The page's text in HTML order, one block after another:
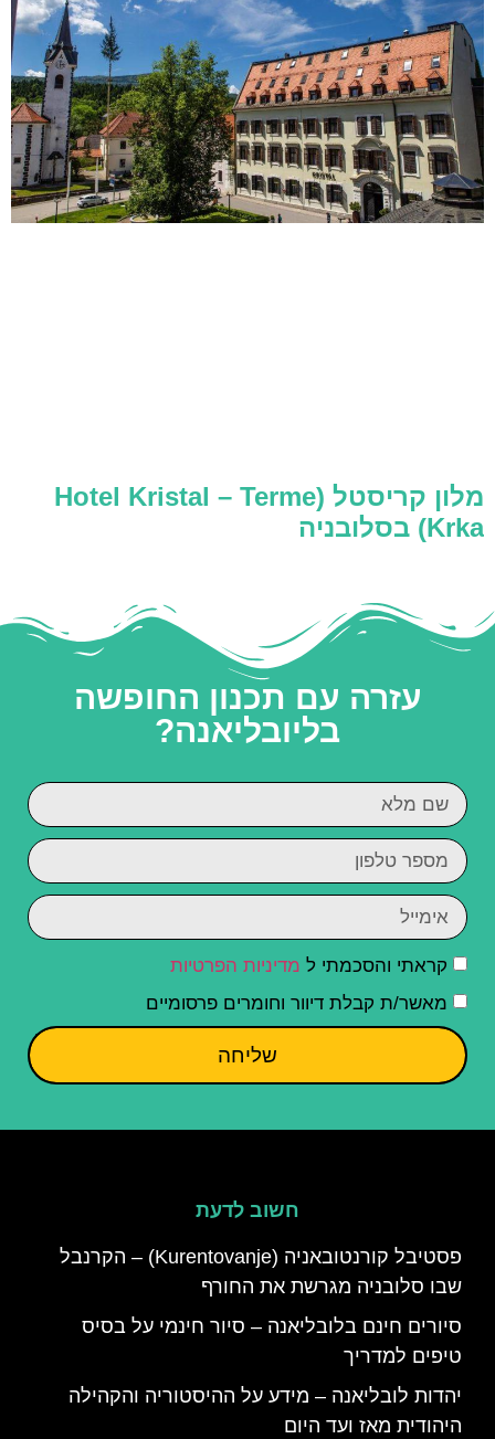
מלון קריסטל (Hotel Kristal – Terme
Krka) בסלובניה
עזרה עם תכנון החופשה
בליובליאנה?
קראתי והסכמתי ל מדיניות הפרטיות
מאשר/ת קבלת דיוור וחומרים פרסומיים
שליחה
חשוב לדעת
פסטיבל קורנטובאניה (Kurentovanje) – הקרנבל
שבו סלובניה מגרשת את החורף
סיורים חינם בלובליאנה – סיור חינמי על בסיס
טיפים למדריך
יהדות לובליאנה – מידע על ההיסטוריה והקהילה
היהודית מאז ועד היום